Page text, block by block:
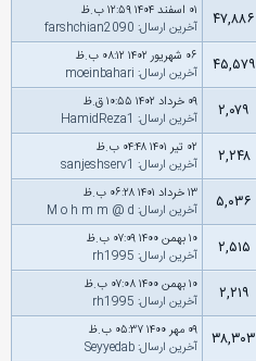
۴۷,۸۸۶
۰۱ اسفند ۱۴۰۴ ۱۲:۵۹ ب.ظ
آخرین ارسال:
farshchian2090
۴۵,۵۷۹
۰۶ شهریور ۱۴۰۲ ۰۸:۱۲ ب.ظ
آخرین ارسال:
moeinbahari
۲,۰۷۹
۰۹ خرداد ۱۴۰۲ ۱۰:۵۵ ق.ظ
آخرین ارسال:
HamidReza1
۲,۲۴۸
۰۲ تیر ۱۴۰۱ ۰۴:۴۸ ب.ظ
آخرین ارسال:
sanjeshserv1
۵,۰۳۶
۱۳ خرداد ۱۴۰۱ ۰۶:۲۸ ب.ظ
آخرین ارسال:
M o h m m @ d
۲,۵۱۵
۱۰ بهمن ۱۴۰۰ ۰۷:۰۹ ب.ظ
آخرین ارسال:
rh1995
۲,۲۱۹
۱۰ بهمن ۱۴۰۰ ۰۷:۰۸ ب.ظ
آخرین ارسال:
rh1995
۳۸,۳۰۳
۰۹ مهر ۱۴۰۰ ۰۵:۳۷ ب.ظ
آخرین ارسال:
Seyyedab